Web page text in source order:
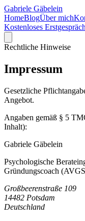
Gabriele Gäbelein
HomeBlogÜber mich
Kostenloses Erstgespräch
Rechtliche Hinweise
Impressum
Gesetzliche
Angebot.
Angaben gemäß § 5
Inhalt):
Gabriele Gäbelein
Psychologische
Gründungscoach
Großbeerenstraße 109
14482 Potsdam
Deutschland